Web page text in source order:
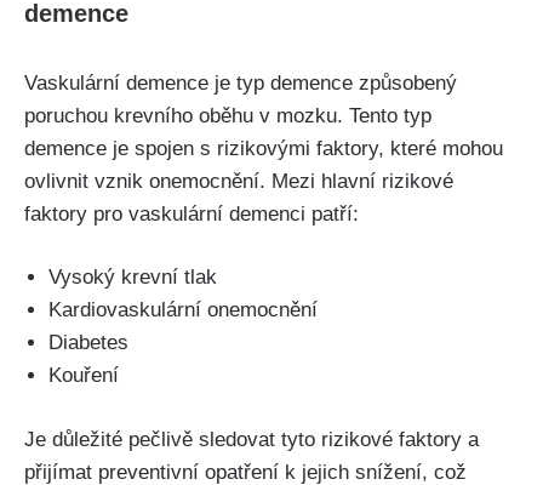
demence
Vaskulární demence je typ demence způsobený
poruchou krevního oběhu v mozku. Tento typ
demence je spojen s rizikovými faktory, které mohou
ovlivnit vznik onemocnění. Mezi hlavní rizikové
faktory pro vaskulární demenci patří:
Vysoký krevní tlak
Kardiovaskulární onemocnění
Diabetes
Kouření
Je důležité pečlivě sledovat tyto rizikové faktory a
přijímat preventivní opatření k jejich snížení, což